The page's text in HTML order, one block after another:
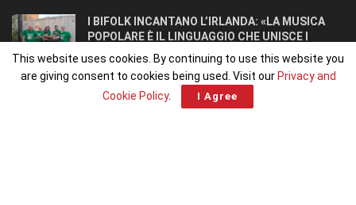
I BIFOLK INCANTANO L’IRLANDA: «LA MUSICA
POPOLARE È IL LINGUAGGIO CHE UNISCE I
POPOLI»
JULY 31, 2026
This website uses cookies. By continuing to use this website you
are giving consent to cookies being used. Visit our Privacy and
Cookie Policy. I Agree